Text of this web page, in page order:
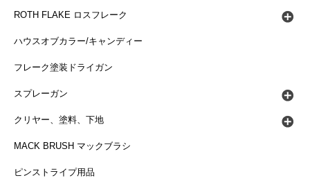
ROTH FLAKE ロスフレーク
ハウスオブカラー/キャンディー
フレーク塗装ドライガン
スプレーガン
クリヤー、塗料、下地
MACK BRUSH マックブラシ
ピンストライプ用品